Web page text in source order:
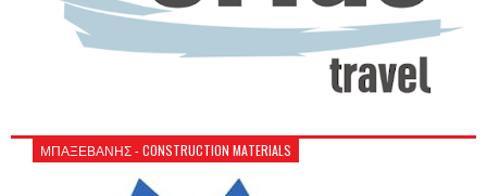
ΜΠΑΞΕΒΑΝΗΣ - CONSTRUCTION MATERIALS